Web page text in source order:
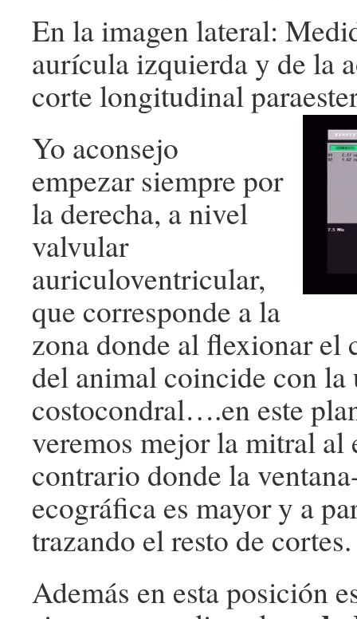
En la imagen lateral:
aurícula izquierda y de la
corte longitudinal
Yo aconsejo
empezar siempre por
la derecha, a nivel
valvular
auriculoventricular,
que corresponde a la
zona donde al flexionar el
del animal coincide con la
costocondral….en este
veremos mejor la mitral al
contrario donde la
ecográfica es mayor y a
trazando el resto de cortes.
Además en esta posición